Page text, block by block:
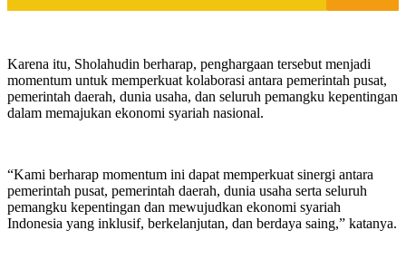
Karena itu, Sholahudin berharap, penghargaan tersebut menjadi
momentum untuk memperkuat kolaborasi antara pemerintah pusat,
pemerintah daerah, dunia usaha, dan seluruh pemangku kepentingan
dalam memajukan ekonomi syariah nasional.
“Kami berharap momentum ini dapat memperkuat sinergi antara
pemerintah pusat, pemerintah daerah, dunia usaha serta seluruh
pemangku kepentingan dan mewujudkan ekonomi syariah
Indonesia yang inklusif, berkelanjutan, dan berdaya saing,” katanya.